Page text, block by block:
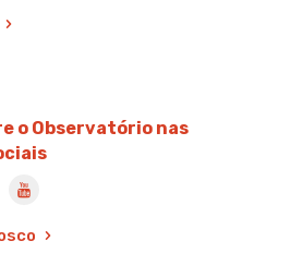
o Observatório nas